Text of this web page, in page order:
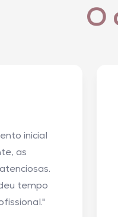
O
inicial
as
tempo